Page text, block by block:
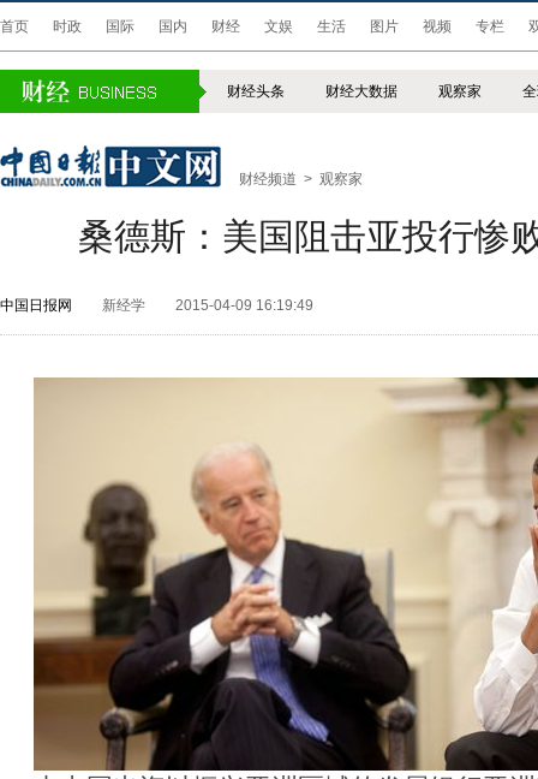
首页 时政 国际 国内 财经 文娱 生活 图片 视频 专栏
财经头条 财经大数据 观察家
财经频道 > 观察家
桑德斯：美国阻击亚投行惨
中国日报网 新经学 2015-04-09 16:19:49